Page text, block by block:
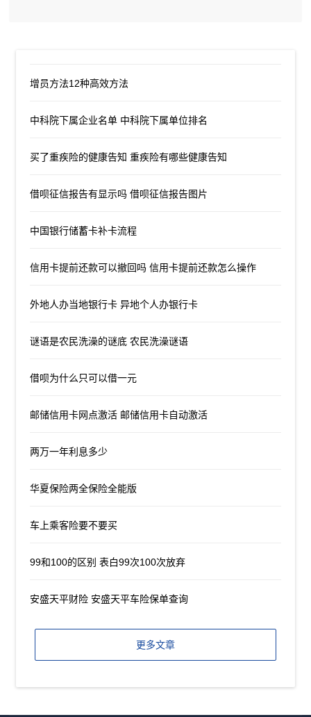
增员方法12种高效方法
中科院下属企业名单 中科院下属单位排名
买了重疾险的健康告知 重疾险有哪些健康告知
借呗征信报告有显示吗 借呗征信报告图片
中国银行储蓄卡补卡流程
信用卡提前还款可以撤回吗 信用卡提前还款怎么操作
外地人办当地银行卡 异地个人办银行卡
谜语是农民洗澡的谜底 农民洗澡谜语
借呗为什么只可以借一元
邮储信用卡网点激活 邮储信用卡自动激活
两万一年利息多少
华夏保险两全保险全能版
车上乘客险要不要买
99和100的区别 表白99次100次放弃
安盛天平财险 安盛天平车险保单查询
更多文章